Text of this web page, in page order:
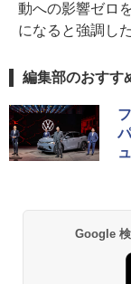
動への影響ゼロ
になると強調した
編集部のおすす
Google